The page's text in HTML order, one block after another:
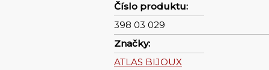
Číslo produktu:
398 03 029
Značky:
ATLAS BIJOUX